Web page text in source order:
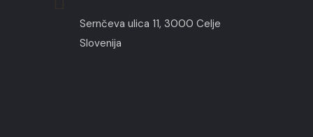
Sernčeva ulica 11, 3000 Celje
Slovenija